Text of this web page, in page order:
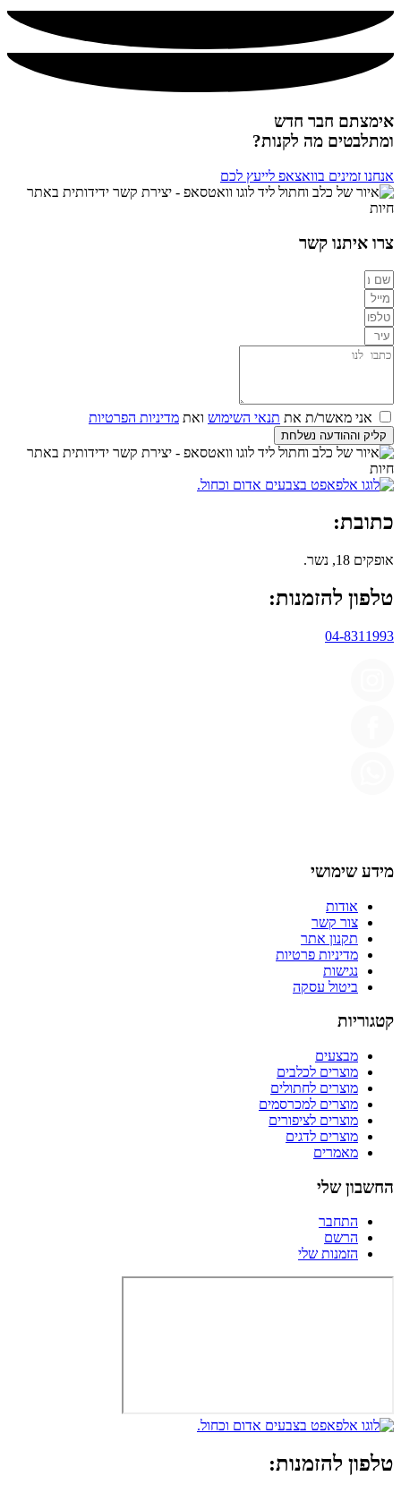
אימצתם חבר חדש
ומתלבטים מה לקנות?
אנחנו זמינים בוואצאפ לייעץ לכם
צרו איתנו קשר
אני מאשר/ת את תנאי השימוש ואת מדיניות הפרטיות
קליק וההודעה נשלחת
כתובת:
אופקים 18, נשר.
טלפון להזמנות:
04-8311993
מידע שימושי
אודות
צור קשר
תקנון אתר
מדיניות פרטיות
נגישות
ביטול עסקה
קטגוריות
מבצעים
מוצרים לכלבים
מוצרים לחתולים
מוצרים למכרסמים
מוצרים לציפורים
מוצרים לדגים
מאמרים
החשבון שלי
התחבר
הרשם
הזמנות שלי
טלפון להזמנות: